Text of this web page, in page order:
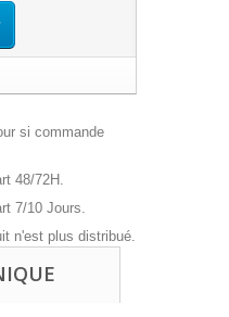
si commande
48/72H.
7/10 Jours.
n'est plus distribué.